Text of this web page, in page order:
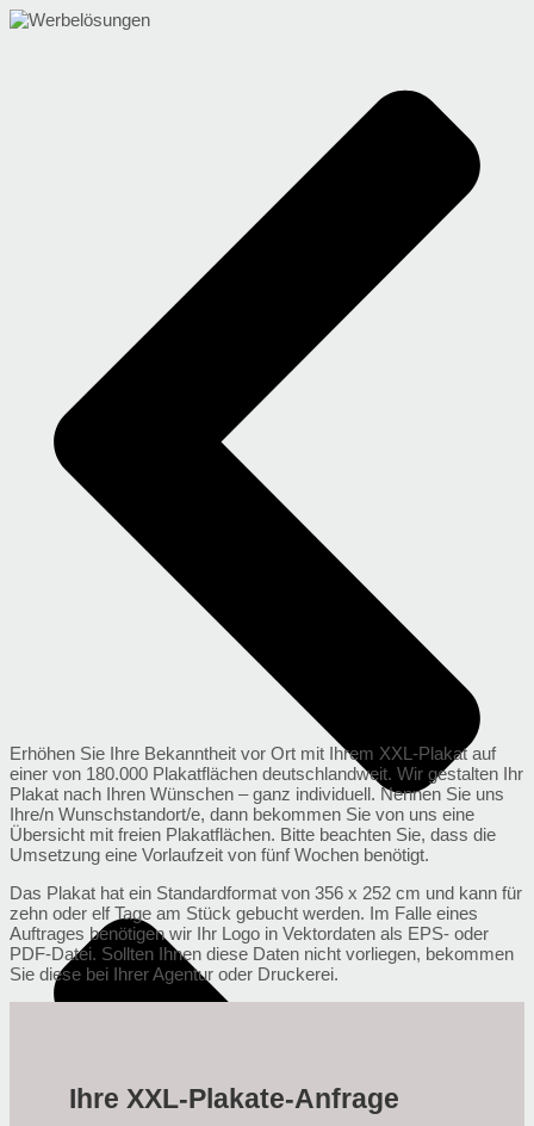
Erhöhen Sie Ihre Bekanntheit vor Ort mit Ihrem XXL-Plakat auf
einer von 180.000 Plakatflächen deutschlandweit. Wir gestalten Ihr
Plakat nach Ihren Wünschen – ganz individuell. Nennen Sie uns
Ihre/n Wunschstandort/e, dann bekommen Sie von uns eine
Übersicht mit freien Plakatflächen. Bitte beachten Sie, dass die
Umsetzung eine Vorlaufzeit von fünf Wochen benötigt.
Das Plakat hat ein Standardformat von 356 x 252 cm und kann für
zehn oder elf Tage am Stück gebucht werden. Im Falle eines
Auftrages benötigen wir Ihr Logo in Vektordaten als EPS- oder
PDF-Datei. Sollten Ihnen diese Daten nicht vorliegen, bekommen
Sie diese bei Ihrer Agentur oder Druckerei.
Ihre XXL-Plakate-Anfrage